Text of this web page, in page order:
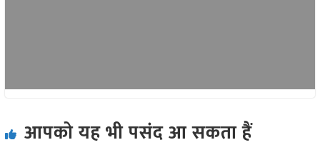
आपको यह भी पसंद आ सकता हैं